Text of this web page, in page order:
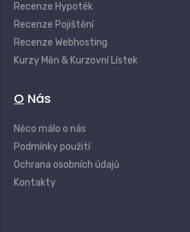
Recenze Hypoték
Recenze Pojištění
Recenze Webhosting
Kurzy Měn & Kurzovní Lístek
O Nás
Něco málo o nás
Podmínky použití
Ochrana osobních údajů
Kontakty